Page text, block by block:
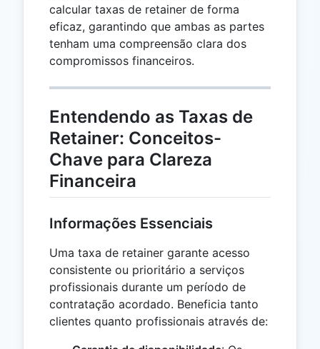
calcular taxas de retainer de forma
eficaz, garantindo que ambas as partes
tenham uma compreensão clara dos
compromissos financeiros.
Entendendo as Taxas de
Retainer: Conceitos-
Chave para Clareza
Financeira
Informações Essenciais
Uma taxa de retainer garante acesso
consistente ou prioritário a serviços
profissionais durante um período de
contratação acordado. Beneficia tanto
clientes quanto profissionais através de: